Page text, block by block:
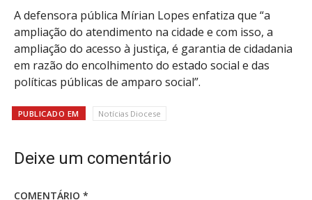
A defensora pública Mírian Lopes enfatiza que “a
ampliação do atendimento na cidade e com isso, a
ampliação do acesso à justiça, é garantia de cidadania
em razão do encolhimento do estado social e das
políticas públicas de amparo social”.
PUBLICADO EM Notícias Diocese
Deixe um comentário
COMENTÁRIO *